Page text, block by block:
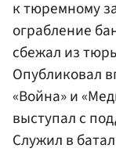
к тюремному
ограбление
сбежал из
Опубликовал
«Война» и
выступал с
Служил в